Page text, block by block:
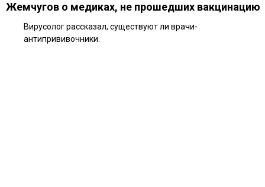
Жемчугов о медиках, не прошедших вакцинацию
Вирусолог рассказал, существуют ли врачи-
антипрививочники.